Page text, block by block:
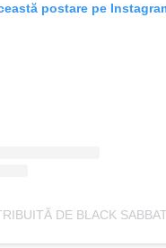
postare pe